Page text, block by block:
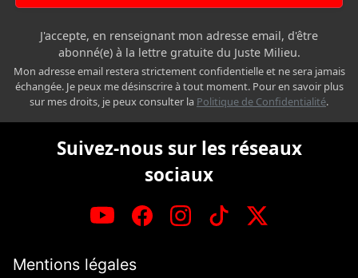
J'accepte, en renseignant mon adresse email, d'être
abonné(e) à la lettre gratuite du Juste Milieu.
Mon adresse email restera strictement confidentielle et ne sera jamais
échangée. Je peux me désinscrire à tout moment. Pour en savoir plus
sur mes droits, je peux consulter la Politique de Confidentialité.
Suivez-nous sur les réseaux
sociaux
Mentions légales